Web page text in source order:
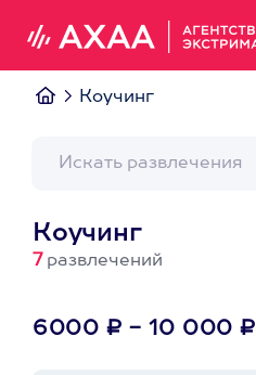
Коучинг
Коучинг
7 развлечений
6000 ₽ - 10 000 ₽